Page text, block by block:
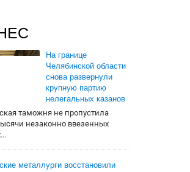
На границе
Челябинской области
снова развернули
крупную партию
нелегальных казанов
таможня не пропустила
незаконно ввезенных
металлурги восстановили